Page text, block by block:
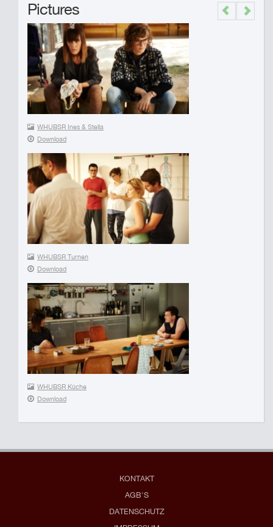
Pictures
WHUBSR Ines & Stella
Download
WHUBSR Turnen
Download
WHUBSR Küche
Download
Previous
Next
KONTAKT
AGB'S
DATENSCHUTZ